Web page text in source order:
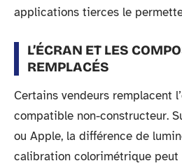
applications tierces le
L’ÉCRAN ET LES
REMPLACÉS
Certains vendeurs remplacent
compatible non-constructeur.
ou Apple, la différence de
calibration colorimétrique peut